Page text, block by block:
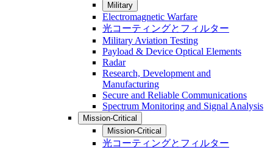
Military
Electromagnetic Warfare
光コーティングとフィルター
Military Aviation Testing
Payload & Device Optical Elements
Radar
Research, Development and
Manufacturing
Secure and Reliable Communications
Spectrum Monitoring and Signal Analysis
Mission-Critical
Mission-Critical
光コーティングとフィルター